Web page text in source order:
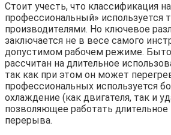
Стоит учесть, что классификация
профессиональный» используется
производителями. Но ключевое
заключается не в весе самого
допустимом рабочем режиме.
рассчитан на длительное
так как при этом он может
профессиональных используется
охлаждение (как двигателя, так и
позволяющее работать длительное
перерыва.